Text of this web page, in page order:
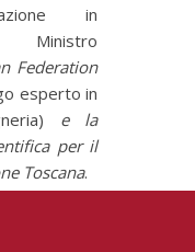
in
Ministro
Federation
esperto in
e la
per il
Toscana.